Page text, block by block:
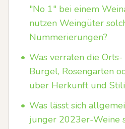
"No 1" bei einem
nutzen Weingüter
Nummerierungen?
• Was verraten die
Bürgel, Rosengarten
über Herkunft und
• Was lässt sich
junger 2023er-Weine